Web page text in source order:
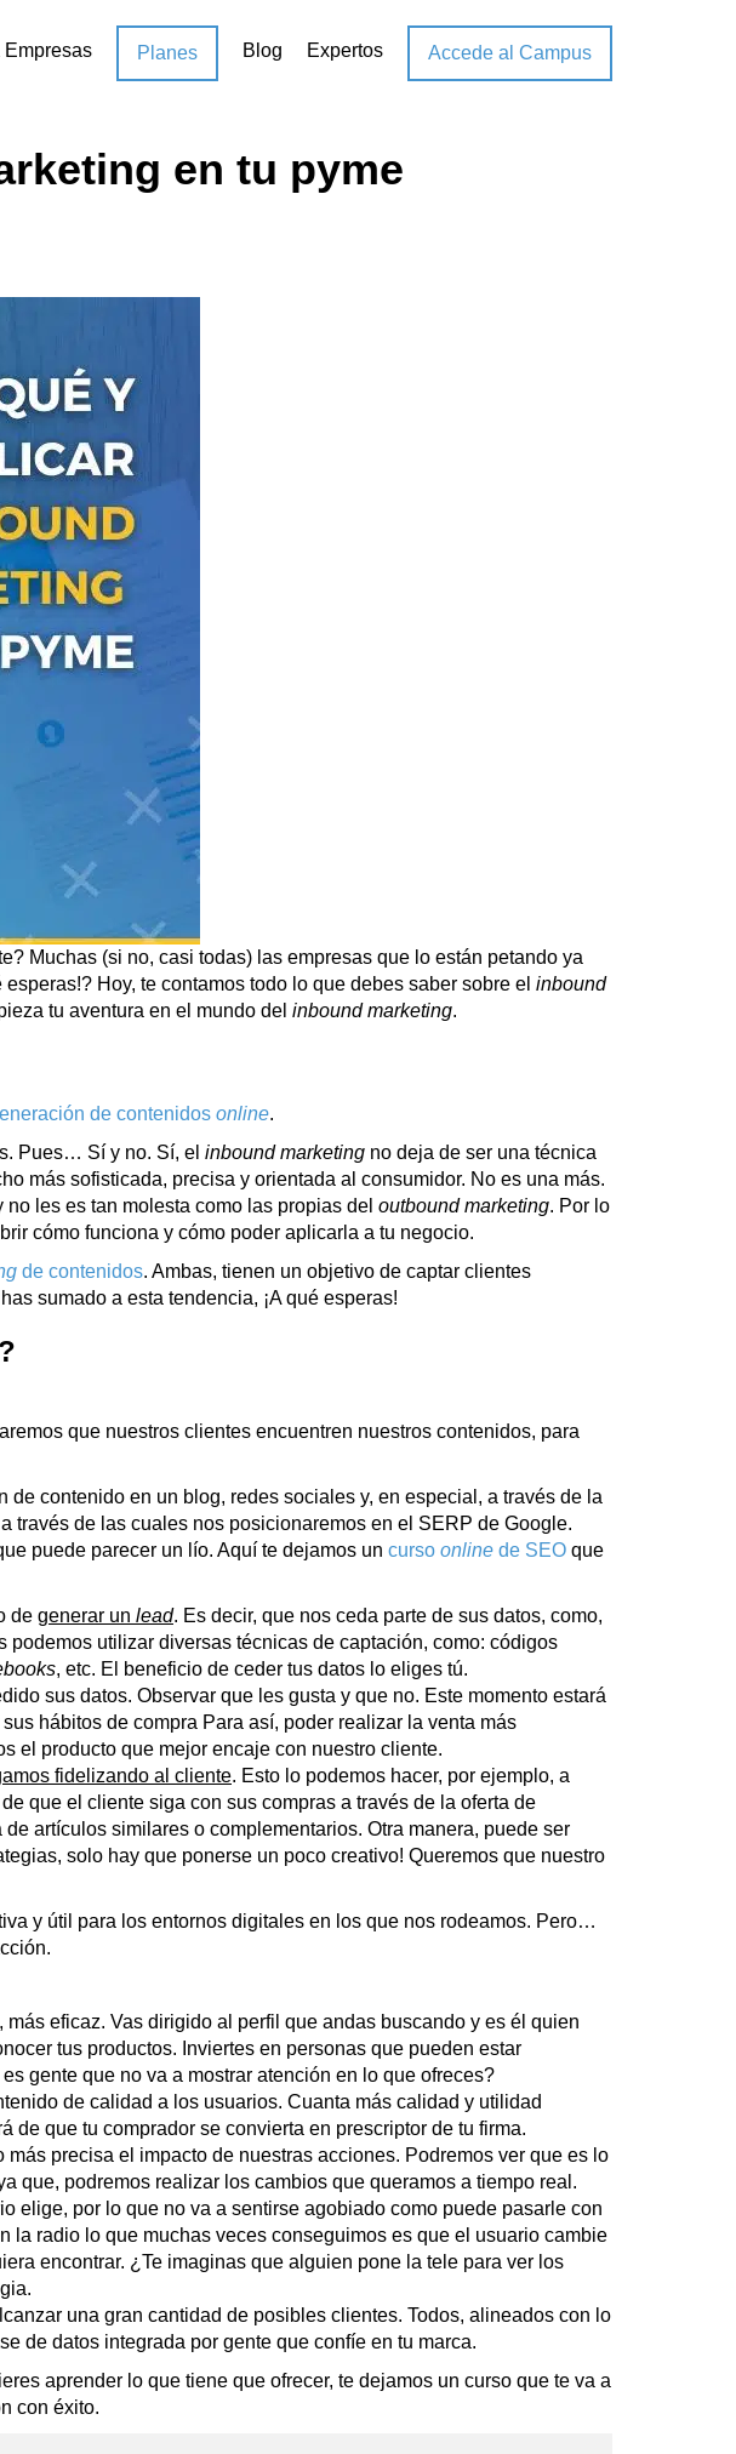
Empresas Planes Blog Expertos Accede al Campus
en tu pyme
Muchas (si no, casi todas) las empresas que lo están petando ya
Hoy, te contamos todo lo que debes saber sobre el inbound
tu aventura en el mundo del inbound marketing.
de contenidos online.
Pues… Sí y no. Sí, el inbound marketing no deja de ser una técnica
más sofisticada, precisa y orientada al consumidor. No es una más.
les es tan molesta como las propias del outbound marketing. Por lo
cómo funciona y cómo poder aplicarla a tu negocio.
de contenidos. Ambas, tienen un objetivo de captar clientes
sumado a esta tendencia, ¡A qué esperas!
?
que nuestros clientes encuentren nuestros contenidos, para
contenido en un blog, redes sociales y, en especial, a través de la
través de las cuales nos posicionaremos en el SERP de Google.
puede parecer un lío. Aquí te dejamos un curso online de SEO que
de generar un lead. Es decir, que nos ceda parte de sus datos, como,
utilizar diversas técnicas de captación, como: códigos
, etc. El beneficio de ceder tus datos lo eliges tú.
sus datos. Observar que les gusta y que no. Este momento estará
hábitos de compra Para así, poder realizar la venta más
el producto que mejor encaje con nuestro cliente.
fidelizando al cliente. Esto lo podemos hacer, por ejemplo, a
que el cliente siga con sus compras a través de la oferta de
artículos similares o complementarios. Otra manera, puede ser
solo hay que ponerse un poco creativo! Queremos que nuestro
y útil para los entornos digitales en los que nos rodeamos. Pero…
más eficaz. Vas dirigido al perfil que andas buscando y es él quien
tus productos. Inviertes en personas que pueden estar
gente que no va a mostrar atención en lo que ofreces?
de calidad a los usuarios. Cuanta más calidad y utilidad
de que tu comprador se convierta en prescriptor de tu firma.
precisa el impacto de nuestras acciones. Podremos ver que es lo
que, podremos realizar los cambios que queramos a tiempo real.
elige, por lo que no va a sentirse agobiado como puede pasarle con
radio lo que muchas veces conseguimos es que el usuario cambie
encontrar. ¿Te imaginas que alguien pone la tele para ver los
una gran cantidad de posibles clientes. Todos, alineados con lo
de datos integrada por gente que confíe en tu marca.
aprender lo que tiene que ofrecer, te dejamos un curso que te va a
con éxito.